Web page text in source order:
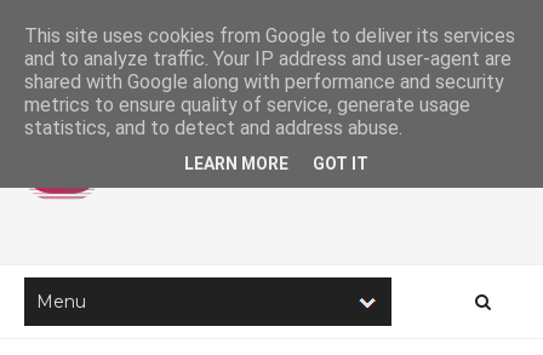
This site uses cookies from Google to deliver its services
and to analyze traffic. Your IP address and user-agent are
shared with Google along with performance and security
metrics to ensure quality of service, generate usage
statistics, and to detect and address abuse.
LEARN MORE GOT IT